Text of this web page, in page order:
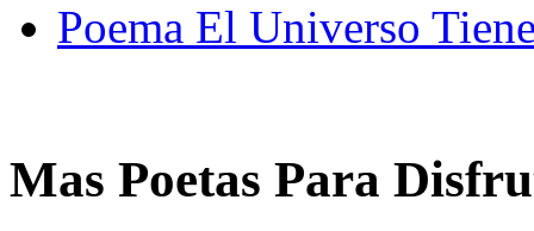
Poema El Universo
Mas Poetas Para